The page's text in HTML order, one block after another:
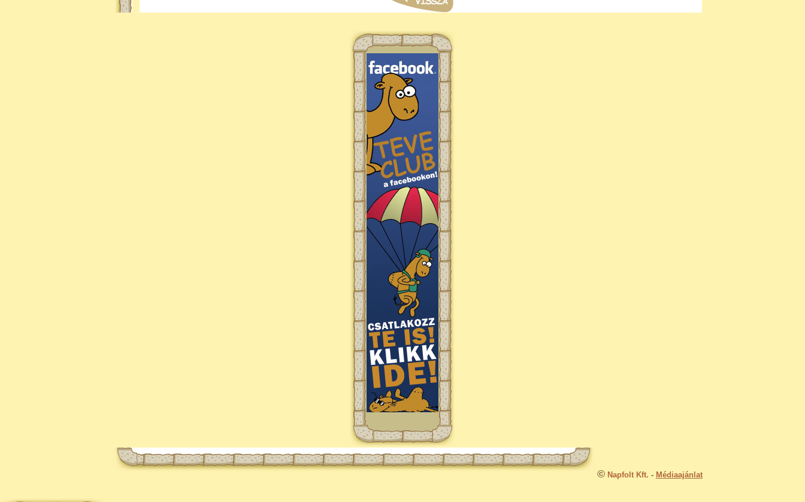
© Napfolt Kft. - Médiaajánlat